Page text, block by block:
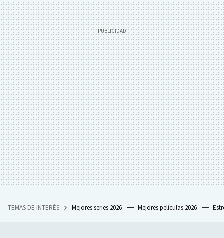
TEMAS DE INTERÉS Mejores series 2026 Mejores películas 2026